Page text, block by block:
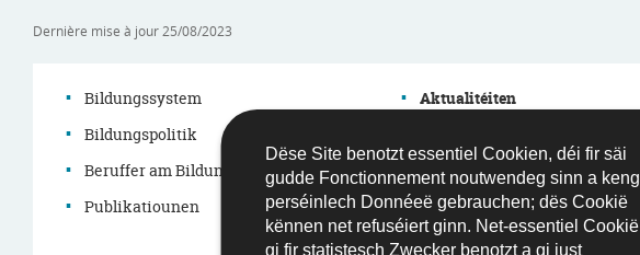
Dëse Site benotzt essentiel Cookien, déi fir säi
gudde Fonctionnement noutwendeg sinn a keng
perséinlech Donnéeë gebrauchen; dës Cookië
kënnen net refuséiert ginn. Net-essentiel Cookië
gi fir statistesch Zwecker benotzt a gi just
Dernière mise à jour 25/08/2023
Menu
de
Bildungssystem
Bildungspolitik
Beruffer am Bildungssystem
Publikatiounen
Aktualitéiten
Grouss Dossieren
Démarches
Legislatioun